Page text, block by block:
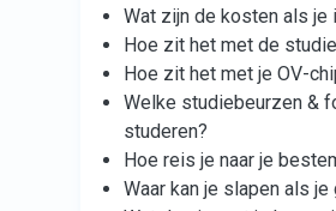
Wat zijn de kosten als je
Hoe zit het met de
Hoe zit het met je OV-
Welke studiebeurzen &
studeren?
Hoe reis je naar je
Waar kan je slapen als